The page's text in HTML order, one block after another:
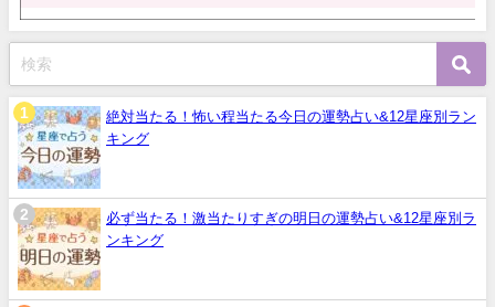
絶対当たる！怖い程当たる今日の運勢占い&12星座別ラン
キング
必ず当たる！激当たりすぎの明日の運勢占い&12星座別ラ
ンキング